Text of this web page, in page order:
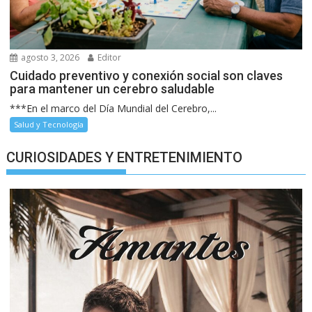
agosto 3, 2026 Editor
Cuidado preventivo y conexión social son claves
para mantener un cerebro saludable
***En el marco del Día Mundial del Cerebro,...
Salud y Tecnología
CURIOSIDADES Y ENTRETENIMIENTO